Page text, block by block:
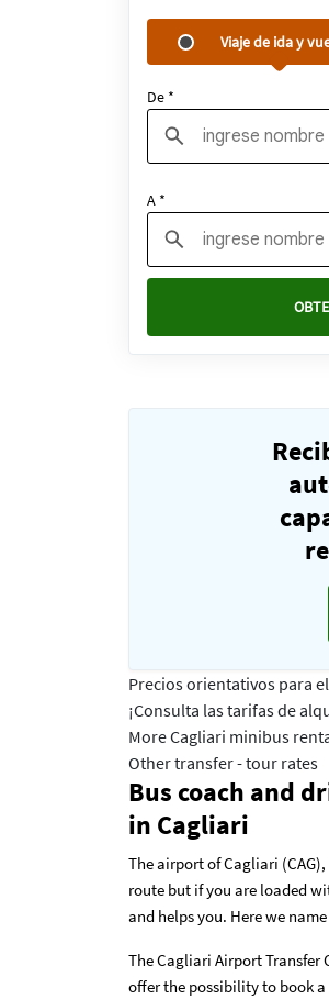
Viaje de ida y
De *
A *
Precios orientativos para
¡Consulta las tarifas de
More Cagliari minibus
Other transfer - tour rates
Bus coach and
in Cagliari
The airport of Cagliari
route but if you are loaded
and helps you. Here we
The Cagliari Airport
offer the possibility to book